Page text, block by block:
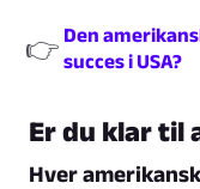
👉 Den
succes i USA?
Er du klar til
Hver